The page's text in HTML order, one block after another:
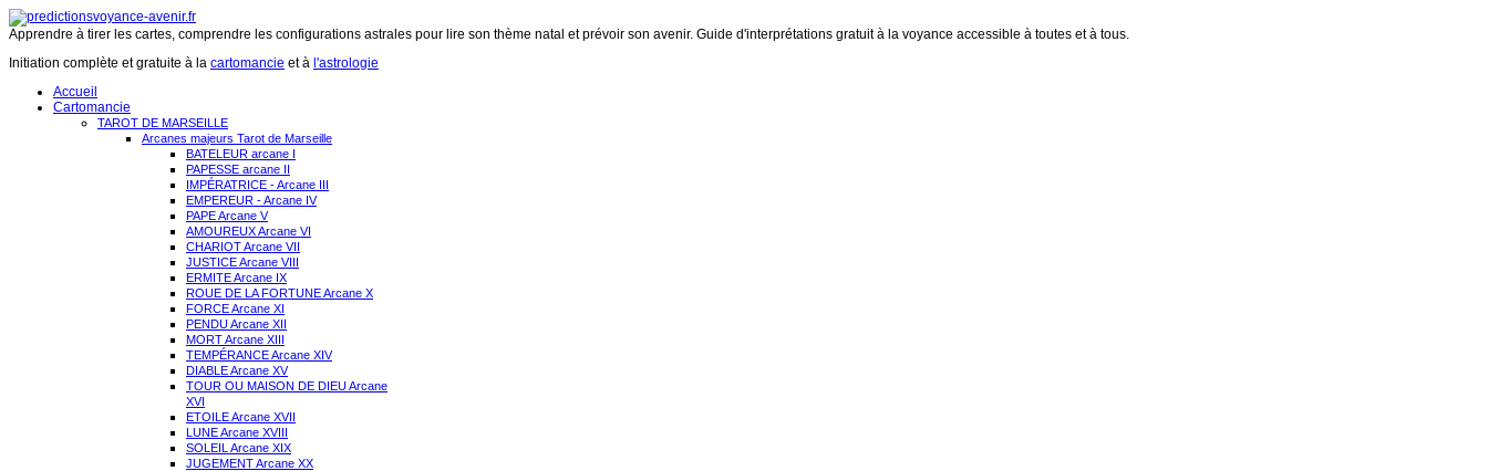
Apprendre à tirer les cartes, comprendre les configurations astrales pour lire son thème natal et prévoir son avenir. Guide d'interprétations gratuit à la voyance accessible à toutes et à tous.
Initiation complète et gratuite à la cartomancie et à l'astrologie
Accueil
Cartomancie
TAROT DE MARSEILLE
Arcanes majeurs Tarot de Marseille
BATELEUR arcane I
PAPESSE arcane II
IMPÉRATRICE - Arcane III
EMPEREUR - Arcane IV
PAPE Arcane V
AMOUREUX Arcane VI
CHARIOT Arcane VII
JUSTICE Arcane VIII
ERMITE Arcane IX
ROUE DE LA FORTUNE Arcane X
FORCE Arcane XI
PENDU Arcane XII
MORT Arcane XIII
TEMPÉRANCE Arcane XIV
DIABLE Arcane XV
TOUR OU MAISON DE DIEU Arcane
XVI
ETOILE Arcane XVII
LUNE Arcane XVIII
SOLEIL Arcane XIX
JUGEMENT Arcane XX